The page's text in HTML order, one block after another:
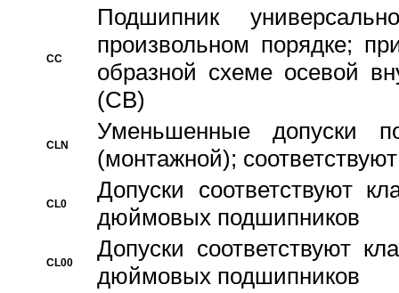
CC
Подшипник
произвольном порядке;
образной схеме осевой
(CB)
CLN
Уменьшенные
(монтажной);
CL0
Допуски соответствуют
дюймовых подшипников
CL00
Допуски соответствуют
дюймовых подшипников